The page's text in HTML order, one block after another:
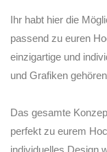
Ihr habt hier die
passend zu euren
einzigartige und
und Grafiken
Das gesamte
perfekt zu eurem
individuelles Design